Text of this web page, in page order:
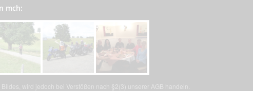
mch:
wird jedoch bei Verstößen nach §2(3) unserer AGB handeln.